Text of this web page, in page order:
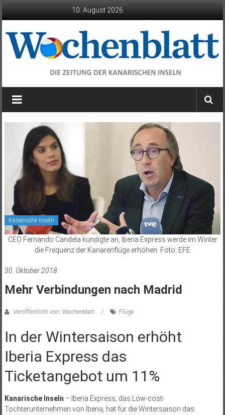
10. August 2026
Wochenblatt
die
Kanarischen
Inseln
Kanarische Inseln
CEO Fernando Candela kündigte an, Iberia Express werde im Winter
die Frequenz der Kanarenflüge erhöhen. Foto: EFE
30. Oktober 2018
Mehr Verbindungen nach Madrid
Veröffentlicht von: Wochenblatt Flüge
In der Wintersaison erhöht
Iberia Express das
Ticketangebot um 11%
Kanarische Inseln – Iberia Express, das Low-cost-
Tochterunternehmen von Iberia, hat für die Wintersaison das